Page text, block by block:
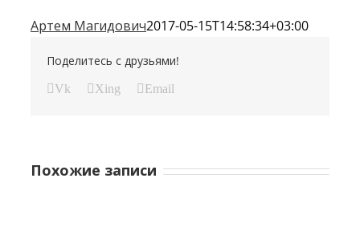
Артем Магидович2017-05-15T14:58:34+03:00
Поделитесь с друзьями!
Vk Xing Email
Похожие записи